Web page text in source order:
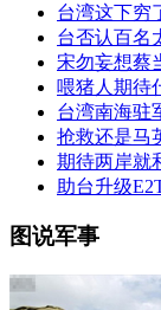
台湾这下穷
台否认百名
宋勿妄想蔡
喂猪人期待
台湾南海驻
抢救还是马
期待两岸就
助台升级
图说军事